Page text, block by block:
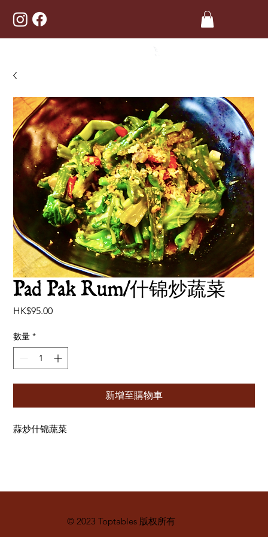
Pad Pak Rum/什锦炒蔬菜
HK$95.00價
數量 *
新增至購物車
蒜炒什锦蔬菜
© 2023 Toptables 版权所有